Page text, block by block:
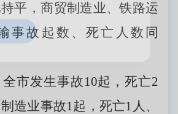
平，商贸制造业、铁路运
事故起数、死亡人数同
全市发生事故10起，死亡2
造业事故1起，死亡1人、
关闭